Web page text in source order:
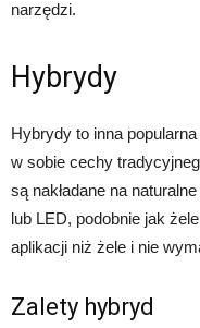
narzędzi.
Hybrydy
Hybrydy to inna
w sobie cechy
są nakładane na
lub LED, podobnie jak
aplikacji niż żele i nie
Zalety hybryd